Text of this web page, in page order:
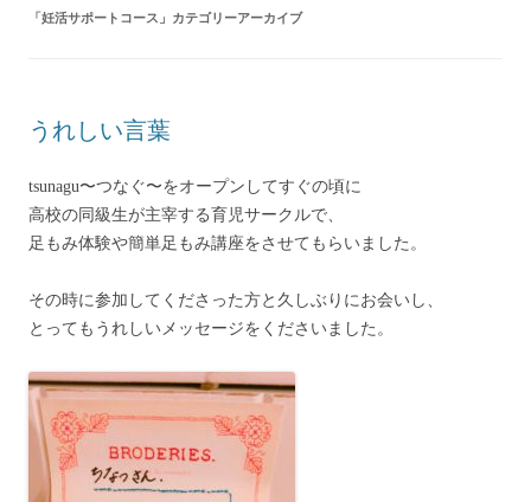
「 妊活サポートコース 」カテゴリーアーカイブ
うれしい言葉
tsunagu〜つなぐ〜をオープンしてすぐの頃に
高校の同級生が主宰する育児サークルで、
足もみ体験や簡単足もみ講座をさせてもらいました。
その時に参加してくださった方と久しぶりにお会いし、
とってもうれしいメッセージをくださいました。